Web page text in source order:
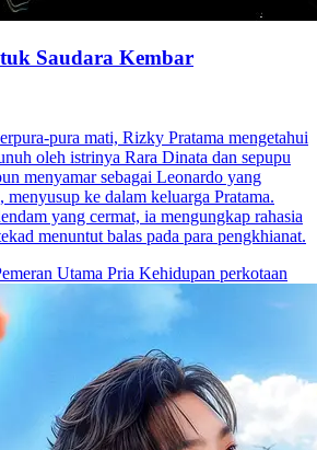
Saudara Kembar
pura mati, Rizky Pratama mengetahui
oleh istrinya Rara Dinata dan sepupu
menyamar sebagai Leonardo yang
menyusup ke dalam keluarga Pratama.
yang cermat, ia mengungkap rahasia
menuntut balas pada para pengkhianat.
Utama Pria Kehidupan perkotaan